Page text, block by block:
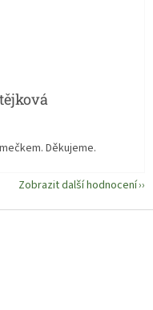
5 hvězdiček.
5 hvězdiček.
Děkujeme.
Zobrazit další hodnocení